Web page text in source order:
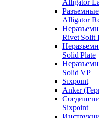
Alligator
Alligator
Rivet Solit
Solid Plate
Solid VP
Sixpoint
Anker
Sixpoint